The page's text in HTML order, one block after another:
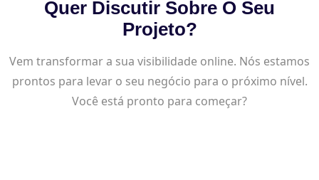
Quer Discutir Sobre O Seu
Projeto?
Vem transformar a sua visibilidade online. Nós estamos
prontos para levar o seu negócio para o próximo nível.
Você está pronto para começar?